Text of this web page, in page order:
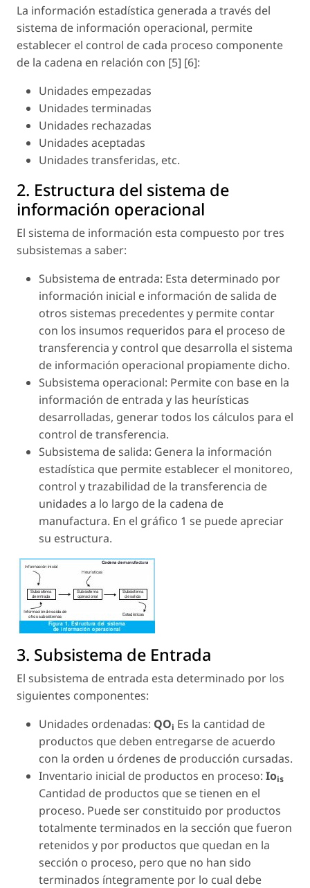
La información estadística generada a través del
sistema de información operacional, permite
establecer el control de cada proceso componente
de la cadena en relación con [5] [6]:
Unidades empezadas
Unidades terminadas
Unidades rechazadas
Unidades aceptadas
Unidades transferidas, etc.
2. Estructura del sistema de
información operacional
El sistema de información esta compuesto por tres
subsistemas a saber:
Subsistema de entrada: Esta determinado por
información inicial e información de salida de
otros sistemas precedentes y permite contar
con los insumos requeridos para el proceso de
transferencia y control que desarrolla el sistema
de información operacional propiamente dicho.
Subsistema operacional: Permite con base en la
información de entrada y las heurísticas
desarrolladas, generar todos los cálculos para el
control de transferencia.
Subsistema de salida: Genera la información
estadística que permite establecer el monitoreo,
control y trazabilidad de la transferencia de
unidades a lo largo de la cadena de
manufactura. En el gráfico 1 se puede apreciar
su estructura.
3. Subsistema de Entrada
El subsistema de entrada esta determinado por los
siguientes componentes:
Unidades ordenadas: QOi Es la cantidad de
productos que deben entregarse de acuerdo
con la orden u órdenes de producción cursadas.
Inventario inicial de productos en proceso: Iois
Cantidad de productos que se tienen en el
proceso. Puede ser constituido por productos
totalmente terminados en la sección que fueron
retenidos y por productos que quedan en la
sección o proceso, pero que no han sido
terminados íntegramente por lo cual debe